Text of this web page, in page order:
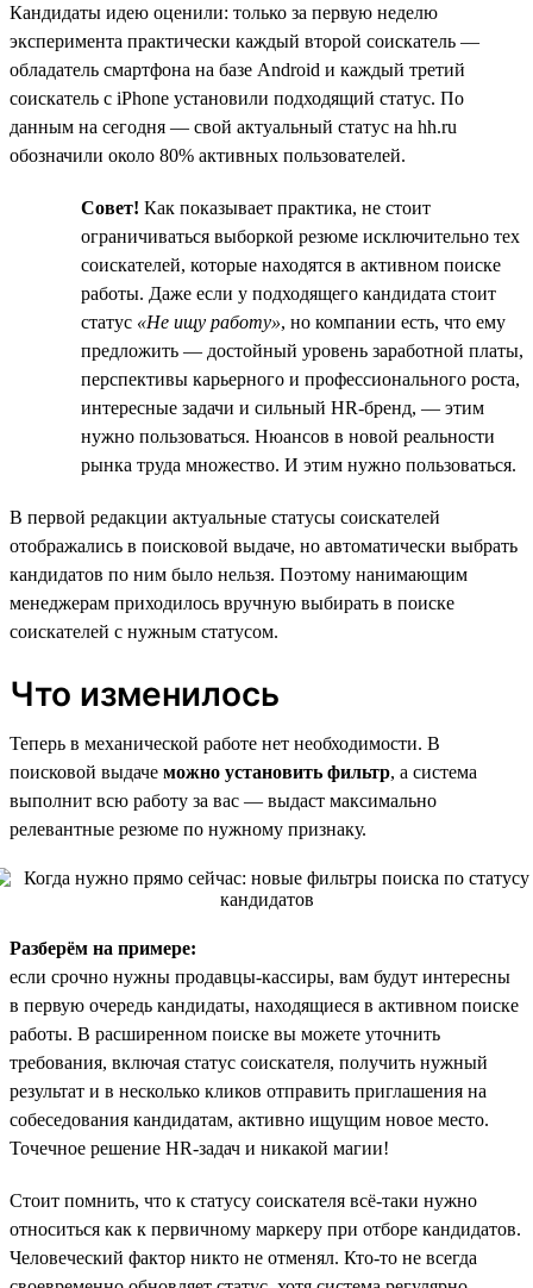
Кандидаты идею оценили: только за первую неделю
эксперимента практически каждый второй соискатель —
обладатель смартфона на базе Android и каждый третий
соискатель с iPhone установили подходящий статус. По
данным на сегодня — свой актуальный статус на hh.ru
обозначили около 80% активных пользователей.
Совет! Как показывает практика, не стоит
ограничиваться выборкой резюме исключительно тех
соискателей, которые находятся в активном поиске
работы. Даже если у подходящего кандидата стоит
статус «Не ищу работу», но компании есть, что ему
предложить — достойный уровень заработной платы,
перспективы карьерного и профессионального роста,
интересные задачи и сильный HR-бренд, — этим
нужно пользоваться. Нюансов в новой реальности
рынка труда множество. И этим нужно пользоваться.
В первой редакции актуальные статусы соискателей
отображались в поисковой выдаче, но автоматически выбрать
кандидатов по ним было нельзя. Поэтому нанимающим
менеджерам приходилось вручную выбирать в поиске
соискателей с нужным статусом.
Что изменилось
Теперь в механической работе нет необходимости. В
поисковой выдаче можно установить фильтр, а система
выполнит всю работу за вас — выдаст максимально
релевантные резюме по нужному признаку.
Разберём на примере:
если срочно нужны продавцы-кассиры, вам будут интересны
в первую очередь кандидаты, находящиеся в активном поиске
работы. В расширенном поиске вы можете уточнить
требования, включая статус соискателя, получить нужный
результат и в несколько кликов отправить приглашения на
собеседования кандидатам, активно ищущим новое место.
Точечное решение HR-задач и никакой магии!
Стоит помнить, что к статусу соискателя всё-таки нужно
относиться как к первичному маркеру при отборе кандидатов.
Человеческий фактор никто не отменял. Кто-то не всегда